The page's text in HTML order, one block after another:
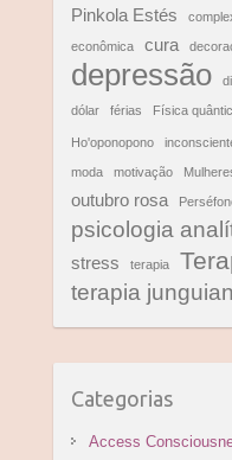
Pinkola Estés
econômica cura
depressão
dólar férias Física
Ho'oponopono
moda motivação
outubro rosa
psicologia
stress
terapia
terapia
Categorias
Access